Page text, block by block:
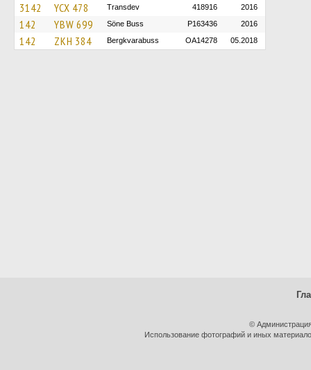
3142 YCX 478 Transdev 418916 2016
142 YBW 699 Söne Buss P163436 2016
142 ZKH 384 Bergkvarabuss OA14278 05.2018
©
Использование фотографий и иных